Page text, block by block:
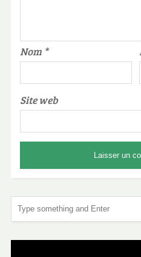
Nom *
Site web